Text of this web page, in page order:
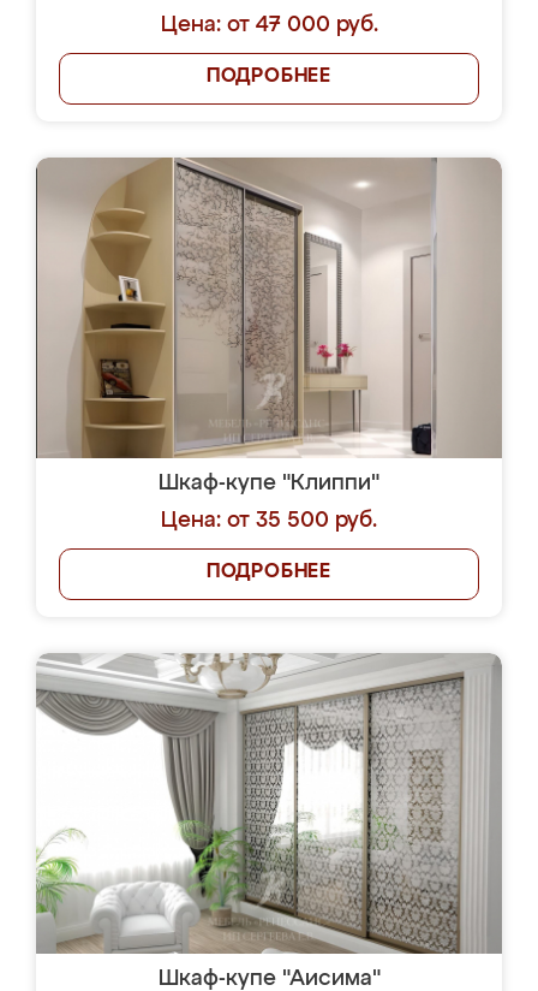
Цена: от 47 000 руб.
ПОДРОБНЕЕ
Шкаф-купе "Клиппи"
Цена: от 35 500 руб.
ПОДРОБНЕЕ
Шкаф-купе "Аисима"